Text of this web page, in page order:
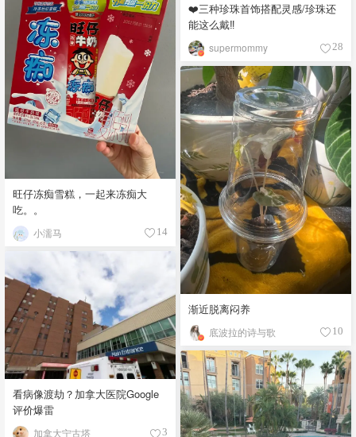
❤️三种珍珠首饰搭配灵感/珍珠还
能这么戴‼️
supermommy 28
旺仔冻痴雪糕，一起来冻痴大
吃。。
小濡马 14
渐近脱离闷养
底波拉的诗与歌 10
看病像渡劫？加拿大医院Google
评价爆雷
加拿大宁古塔 3